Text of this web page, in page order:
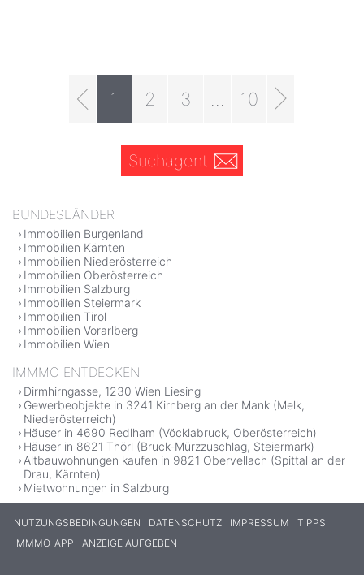
1 2 3 10
Suchagent
BUNDESLÄNDER
Immobilien Burgenland
Immobilien Kärnten
Immobilien Niederösterreich
Immobilien Oberösterreich
Immobilien Salzburg
Immobilien Steiermark
Immobilien Tirol
Immobilien Vorarlberg
Immobilien Wien
IMMMO ENTDECKEN
Dirmhirngasse, 1230 Wien Liesing
Gewerbeobjekte in 3241 Kirnberg an der Mank (Melk,
Niederösterreich)
Häuser in 4690 Redlham (Vöcklabruck, Oberösterreich)
Häuser in 8621 Thörl (Bruck-Mürzzuschlag, Steiermark)
Altbauwohnungen kaufen in 9821 Obervellach (Spittal an der
Drau, Kärnten)
Mietwohnungen in Salzburg
NUTZUNGSBEDINGUNGEN DATENSCHUTZ IMPRESSUM
TIPPS
IMMMO-APP
ANZEIGE AUFGEBEN